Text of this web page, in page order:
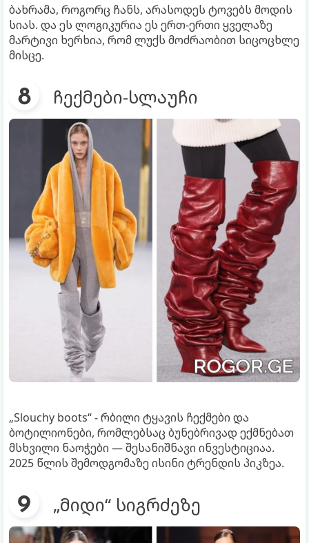
ბახრამა, როგორც ჩანს, არასოდეს ტოვებს მოდის
სიას. და ეს ლოგიკურია ეს ერთ-ერთი ყველაზე
მარტივი ხერხია, რომ ლუქს მოძრაობით სიცოცხლე
მისცე.
ჩექმები-სლაუჩი
„Slouchy boots“ - რბილი ტყავის ჩექმები და
ბოტილიონები, რომლებსაც ბუნებრივად ექმნებათ
მსხვილი ნაოჭები — შესანიშნავი ინვესტიციაა.
2025 წლის შემოდგომაზე ისინი ტრენდის პიკზეა.
„მიდი“ სიგრძეზე